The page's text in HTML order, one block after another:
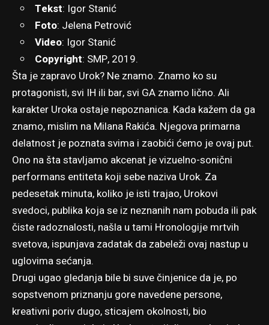
Tekst: Igor Stanić
Foto: Jelena Petrović
Video: Igor Stanić
Copyright: SMP, 2019.
Šta je zapravo Urok? Ne znamo. Znamo ko su
protagonisti, svi IH ili bar, svi GA znamo lično. Ali
karakter Uroka ostaje nepoznanica. Kada kažem da ga
znamo, mislim na Milana Rakića. Njegova primarna
delatnost je poznata svima i zaobići ćemo je ovaj put.
Ono na šta stavljamo akcenat je vizuelno-sonični
performans entiteta koji sebe naziva Urok. Za
pedesetak minuta, koliko je isti trajao, Urokovi
svedoci, publika koja se iz neznanih nam pobuda ili pak
čiste radoznalosti, našla u tami Hronologije mrtvih
svetova, ispunjava zadatak da zabeleži ovaj nastup u
uglovima sećanja.
Drugi ugao gledanja bile bi suve činjenice da je, po
sopstvenom priznanju gore navedene persone,
kreativni poriv dugo, sticajem okolnosti, bio